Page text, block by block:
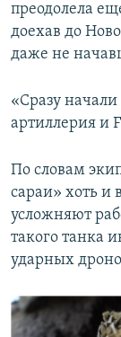
преодолела
доехав до
даже не
«Сразу
артиллерия и
По словам
сараи» хоть и
усложняют
такого танка
ударных